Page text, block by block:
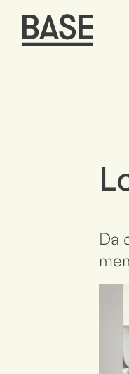
Da